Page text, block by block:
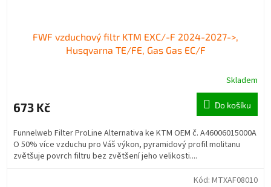
FWF vzduchový filtr KTM EXC/-F 2024-2027->,
Husqvarna TE/FE, Gas Gas EC/F
Skladem
673 Kč Do košíku
Funnelweb Filter ProLine Alternativa ke KTM OEM č. A46006015000A
O 50% více vzduchu pro Váš výkon, pyramidový profil molitanu
zvětšuje povrch filtru bez zvětšení jeho velikosti....
Kód: MTXAF08010